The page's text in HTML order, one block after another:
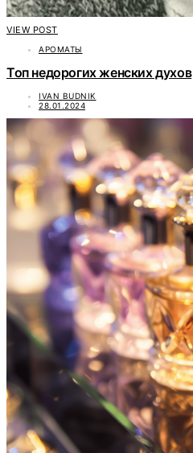
VIEW POST
АРОМАТЫ
Топ недорогих женских духов
IVAN BUDNIK
28.01.2024